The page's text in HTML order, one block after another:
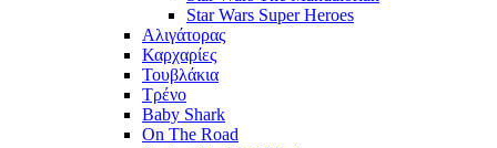
Star Wars Super Heroes
Αλιγάτορας
Καρχαρίες
Τουβλάκια
Τρένο
Baby Shark
On The Road